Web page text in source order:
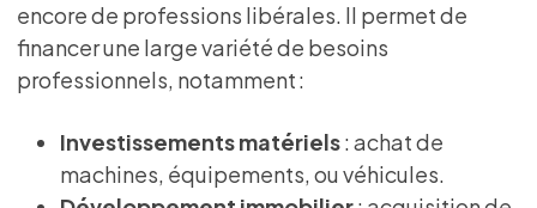
encore de professions libérales. Il permet de
financer une large variété de besoins
professionnels, notamment :
Investissements matériels: achat de
machines, équipements, ou véhicules.